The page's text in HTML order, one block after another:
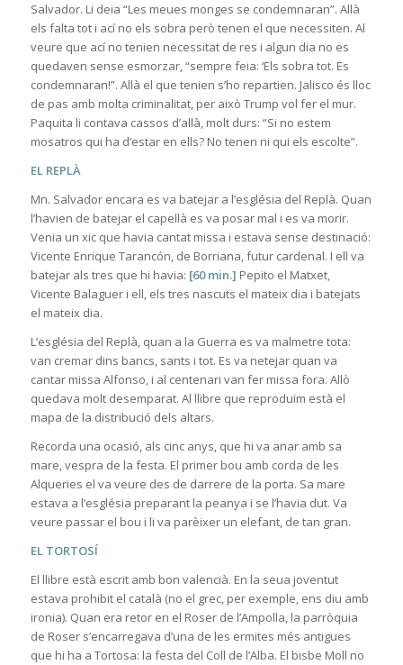
Salvador. Li deia “Les meues monges se condemnaran”. Allà
els falta tot i ací no els sobra però tenen el que necessiten. Al
veure que ací no tenien necessitat de res i algun dia no es
quedaven sense esmorzar, “sempre feia: ‘Els sobra tot. Es
condemnaran!”. Allà el que tenien s’ho repartien. Jalisco és lloc
de pas amb molta criminalitat, per això Trump vol fer el mur.
Paquita li contava cassos d’allà, molt durs: “Si no estem
mosatros qui ha d’estar en ells? No tenen ni qui els escolte”.
EL REPLÀ
Mn. Salvador encara es va batejar a l’església del Replà. Quan
l’havien de batejar el capellà es va posar mal i es va morir.
Venia un xic que havia cantat missa i estava sense destinació:
Vicente Enrique Tarancón, de Borriana, futur cardenal. I ell va
batejar als tres que hi havia: [60 min.] Pepito el Matxet,
Vicente Balaguer i ell, els tres nascuts el mateix dia i batejats
el mateix dia.
L’església del Replà, quan a la Guerra es va malmetre tota:
van cremar dins bancs, sants i tot. Es va netejar quan va
cantar missa Alfonso, i al centenari van fer missa fora. Allò
quedava molt desemparat. Al llibre que reproduïm està el
mapa de la distribució dels altars.
Recorda una ocasió, als cinc anys, que hi va anar amb sa
mare, vespra de la festa. El primer bou amb corda de les
Alqueries el va veure des de darrere de la porta. Sa mare
estava a l’església preparant la peanya i se l’havia dut. Va
veure passar el bou i li va parèixer un elefant, de tan gran.
EL TORTOSÍ
El llibre està escrit amb bon valencià. En la seua joventut
estava prohibit el català (no el grec, per exemple, ens diu amb
ironia). Quan era retor en el Roser de l’Ampolla, la parròquia
de Roser s’encarregava d’una de les ermites més antigues
que hi ha a Tortosa: la festa del Coll de l’Alba. El bisbe Moll no